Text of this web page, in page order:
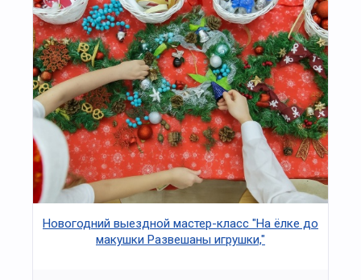
Новогодний выездной мастер-класс "На ёлке до
макушки Развешаны игрушки,"